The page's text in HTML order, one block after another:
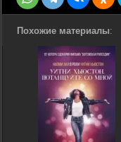
Похожие материалы: